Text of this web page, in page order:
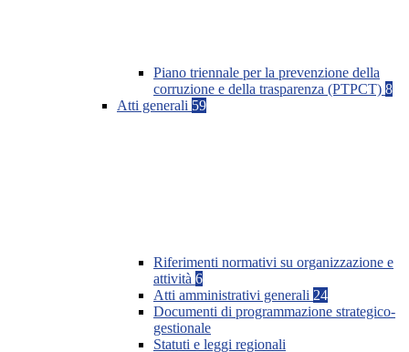
Piano triennale per la prevenzione della
corruzione e della trasparenza (PTPCT) 8
Atti generali 59
Riferimenti normativi su organizzazione e
attività 6
Atti amministrativi generali 24
Documenti di programmazione strategico-
gestionale
Statuti e leggi regionali